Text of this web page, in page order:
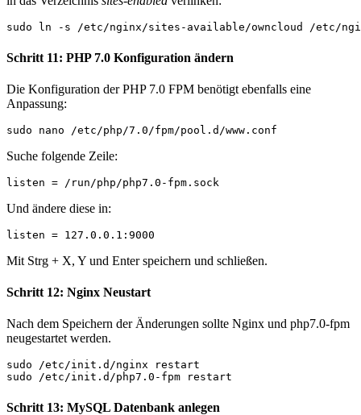
sudo ln -s /etc/nginx/sites-available/owncloud /etc/
Schritt 11: PHP 7.0 Konfiguration ändern
Die Konfiguration der PHP 7.0 FPM benötigt ebenfalls eine
Anpassung:
sudo nano /etc/php/7.0/fpm/pool.d/www.conf
Suche folgende Zeile:
listen = /run/php/php7.0-fpm.sock
Und ändere diese in:
listen = 127.0.0.1:9000
Mit Strg + X, Y und Enter speichern und schließen.
Schritt 12: Nginx Neustart
Nach dem Speichern der Änderungen sollte Nginx und php7.0-fpm
neugestartet werden.
sudo /etc/init.d/nginx restart
sudo /etc/init.d/php7.0-fpm restart
Schritt 13: MySQL Datenbank anlegen